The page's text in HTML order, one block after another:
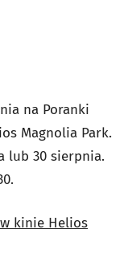
na Poranki
Magnolia Park.
lub 30 sierpnia.
w kinie Helios